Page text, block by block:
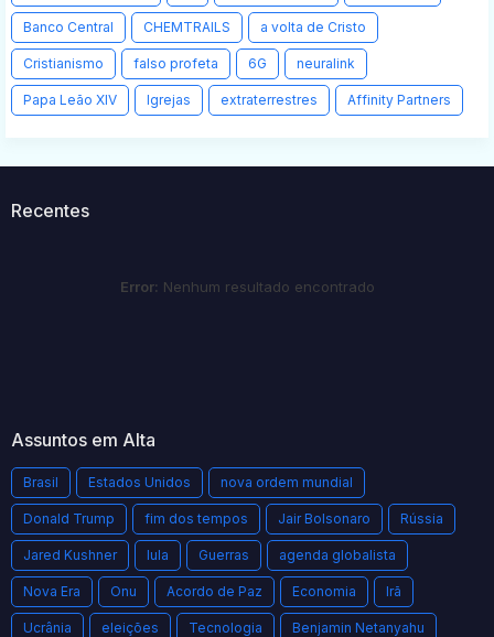
Banco Central CHEMTRAILS a volta de Cristo
Cristianismo falso profeta 6G neuralink
Papa Leão XIV Igrejas extraterrestres Affinity Partners
Recentes
Error: Nenhum resultado encontrado
Assuntos em Alta
Brasil Estados Unidos nova ordem mundial
Donald Trump fim dos tempos Jair Bolsonaro Rússia
Jared Kushner lula Guerras agenda globalista
Nova Era Onu Acordo de Paz Economia Irã
Ucrânia eleições Tecnologia Benjamin Netanyahu